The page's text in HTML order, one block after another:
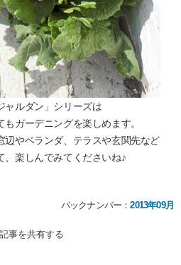
ャルダン」シリーズは
ガーデニングを楽しめます。
辺やベランダ、テラスや玄関先など
、楽しんでみてくださいね♪
バックナンバー：2013年09月
事を共有する